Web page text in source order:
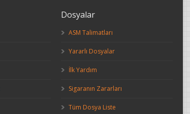
Dosyalar
ASM Talimatları
Yararlı Dosyalar
İlk Yardım
Sigaranın Zararları
Tüm Dosya Liste